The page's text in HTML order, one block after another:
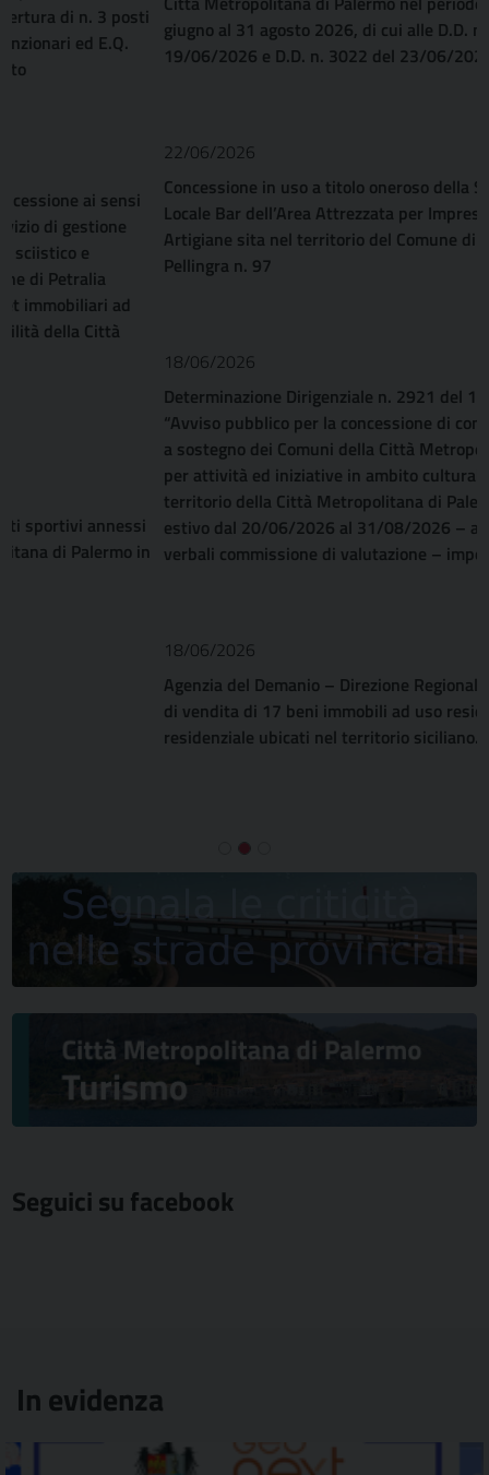
giugno al 31 agosto 2026, di cui alle D.D. n. 2998 del
19/06/2026 e D.D. n. 3022 del 23/06/2026
Concessione in uso a titolo oneroso della Sala Mensa e del
Locale Bar dell’Area Attrezzata per Imprese Minori ed
Artigiane sita nel territorio del Comune di Misilmeri (PA), via
Pellingra n. 97
Determinazione Dirigenziale n. 2921 del 15/06/2026
“Avviso pubblico per la concessione di contributi economici
a sostegno dei Comuni della Città Metropolitana di Palermo
per attività ed iniziative in ambito culturale/artistico, nel
territorio della Città Metropolitana di Palermo nel periodo
estivo dal 20/06/2026 al 31/08/2026 – approvazione
verbali commissione di valutazione – impegno di spesa
Agenzia del Demanio – Direzione Regionale Sicilia – Avviso
di vendita di 17 beni immobili ad uso residenziale e non
residenziale ubicati nel territorio siciliano.
Seguici su facebook
In evidenza